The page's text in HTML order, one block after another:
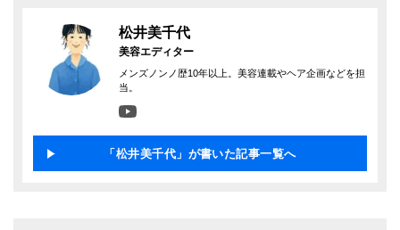
松井美千代
美容エディター
メンズノンノ歴10年以上。美容連載やヘア企画などを担
当。
「松井美千代」が書いた記事一覧へ